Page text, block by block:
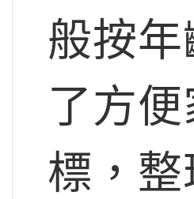
般按
了方
標，